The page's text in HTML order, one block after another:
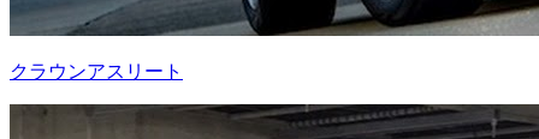
クラウンアスリート